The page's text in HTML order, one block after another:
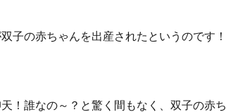
子の赤ちゃんを出産されたというのです！
！誰なの～？と驚く間もなく、双子の赤ち